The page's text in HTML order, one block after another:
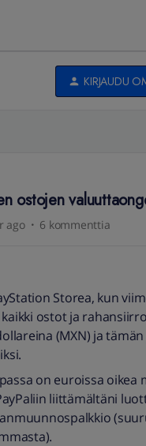
KIRJAUDU
ostojen
ago 6 kommenttia
Storea, kun
ostot ja
(MXN) ja
on euroissa oikea
liittämältäni